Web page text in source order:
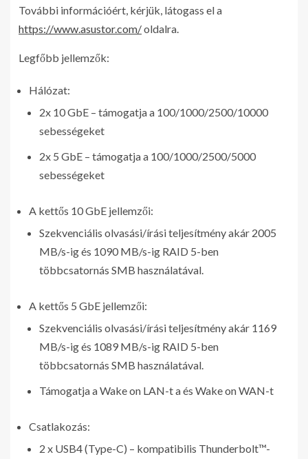
További információért, kérjük, látogass el a
https://www.asustor.com/oldalra.
Legfőbb jellemzők:
Hálózat:
2x 10 GbE – támogatja a 100/1000/2500/10000
sebességeket
2x 5 GbE – támogatja a 100/1000/2500/5000
sebességeket
A kettős 10 GbE jellemzői:
Szekvenciális olvasási/írási teljesítmény akár 2005
MB/s-ig és 1090 MB/s-ig RAID 5-ben
többcsatornás SMB használatával.
A kettős 5 GbE jellemzői:
Szekvenciális olvasási/írási teljesítmény akár 1169
MB/s-ig és 1089 MB/s-ig RAID 5-ben
többcsatornás SMB használatával.
Támogatja a Wake on LAN-t a és Wake on WAN-t
Csatlakozás:
2 x USB4 (Type-C) – kompatibilis Thunderbolt™-